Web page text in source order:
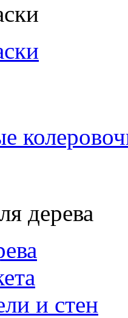
дерева
и стен